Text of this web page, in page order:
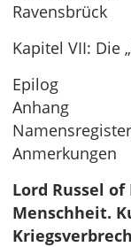
Ravensbrück
Kapitel VII: Die
Epilog
Anhang
Namensregister
Anmerkungen
Lord Russel
Menschheit.